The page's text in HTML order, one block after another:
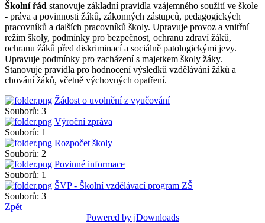
Školní řád stanovuje základní pravidla vzájemného soužití ve škole
- práva a povinnosti žáků, zákonných zástupců, pedagogických
pracovníků a dalších pracovníků školy. Upravuje provoz a vnitřní
režim školy, podmínky pro bezpečnost, ochranu zdraví žáků,
ochranu žáků před diskriminací a sociálně patologickými jevy.
Upravuje podmínky pro zacházení s majetkem školy žáky.
Stanovuje pravidla pro hodnocení výsledků vzdělávání žáků a
chování žáků, včetně výchovných opatření.
Žádost o uvolnění z vyučování
Souborů: 3
Výroční zpráva
Souborů: 1
Rozpočet školy
Souborů: 2
Povinné informace
Souborů: 1
ŠVP - Školní vzdělávací program ZŠ
Souborů: 3
Zpět
Powered by jDownloads